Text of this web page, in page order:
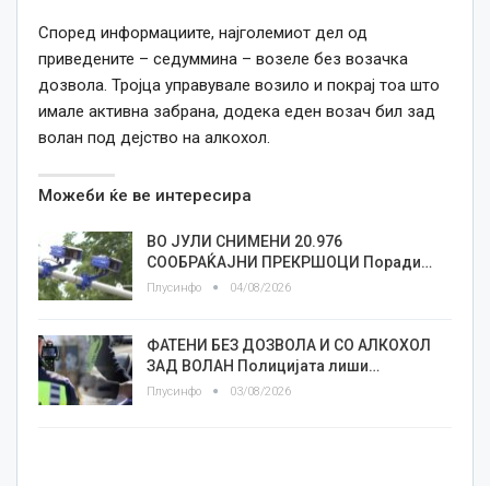
Според информациите, најголемиот дел од
приведените – седуммина – возеле без возачка
дозвола. Тројца управувале возило и покрај тоа што
имале активна забрана, додека еден возач бил зад
волан под дејство на алкохол.
Можеби ќе ве интересира
ВО ЈУЛИ СНИМЕНИ 20.976
СООБРАЌАЈНИ ПРЕКРШОЦИ Поради…
Плусинфо 04/08/2026
ФАТЕНИ БЕЗ ДОЗВОЛА И СО АЛКОХОЛ
ЗАД ВОЛАН Полицијата лиши…
Плусинфо 03/08/2026